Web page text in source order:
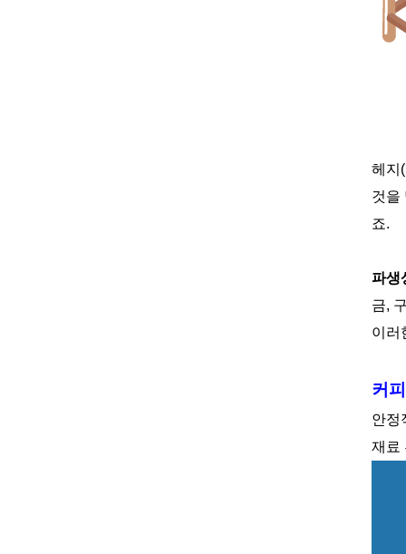
헤지
것을
죠.
파생
금,
이러
커
안정
재료